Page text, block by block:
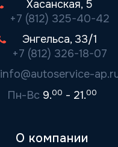
Хасанская, 5
+7 (812) 325-40-42
Энгельса, 33/1
+7 (812) 326-18-07
info@autoservice-
Пн-Вс 9.00 - 21.00
О компании